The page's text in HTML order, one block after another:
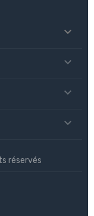




réservés